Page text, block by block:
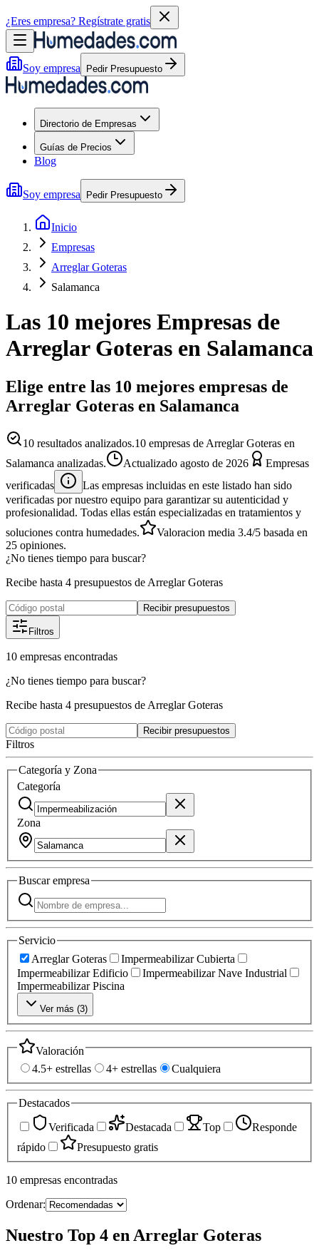
¿Eres empresa? Regístrate gratis
Soy empresa Pedir Presupuesto
Directorio de Empresas
Guías de Precios
Blog
Soy empresa Pedir Presupuesto
Inicio
Empresas
Arreglar Goteras
Salamanca
Las 10 mejores Empresas de
Arreglar Goteras en Salamanca
Elige entre las 10 mejores empresas de
Arreglar Goteras en Salamanca
10 resultados analizados.10 empresas de Arreglar Goteras en
Salamanca analizadas.
Actualizado agosto de 2026
Empresas
verificadas
Las empresas incluidas en este listado han sido
verificadas por nuestro equipo para garantizar su autenticidad y
profesionalidad. Todas ellas están especializadas en tratamientos y
soluciones contra humedades.
Valoracion media 3.4/5 basada en
25 opiniones.
¿No tienes tiempo para buscar?
Recibe hasta 4 presupuestos de Arreglar Goteras
Recibir presupuestos
Filtros
10 empresas encontradas
¿No tienes tiempo para buscar?
Recibe hasta 4 presupuestos de Arreglar Goteras
Recibir presupuestos
Filtros
Categoría y Zona
Categoría
Zona
Buscarempresa
Servicio
Arreglar Goteras
Impermeabilizar Cubierta
Impermeabilizar Edificio
Impermeabilizar Nave Industrial
Impermeabilizar Piscina
Ver más (3)
Valoración
4.5+ estrellas
4+ estrellas Cualquiera
Destacados
Verificada
Destacada Top
Responde
rápido
Presupuesto gratis
10 empresas encontradas
Ordenar:
Nuestro Top 4 en Arreglar Goteras